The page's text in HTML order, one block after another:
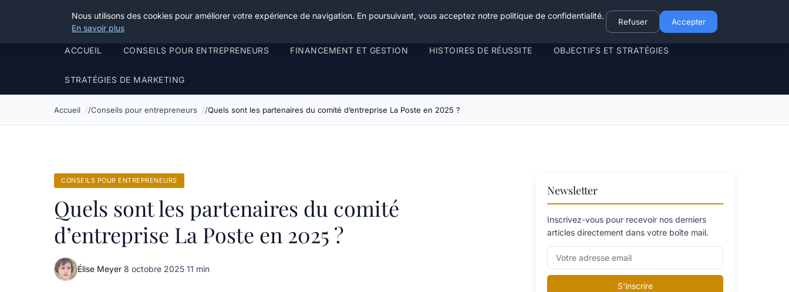
Henry Panky
ACCUEIL CONSEILS POUR ENTREPRENEURS FINANCEMENT ET GESTION HISTOIRES DE RÉUSSITE OBJECTIFS ET STRATÉGIES
STRATÉGIES DE MARKETING
Accueil Conseils pour entrepreneurs Quels sont les partenaires du comité d’entreprise La Poste en 2025 ?
CONSEILS POUR ENTREPRENEURS
Quels sont les partenaires du comité
d’entreprise La Poste en 2025 ?
Élise Meyer·8 octobre 2025·11 min
Newsletter
Inscrivez-vous pour recevoir nos derniers
articles directement dans votre boîte mail.
S'inscrire
Nous utilisons des cookies pour améliorer votre expérience de navigation. En poursuivant, vous acceptez notre politique de confidentialité.
En savoir plus
Refuser Accepter